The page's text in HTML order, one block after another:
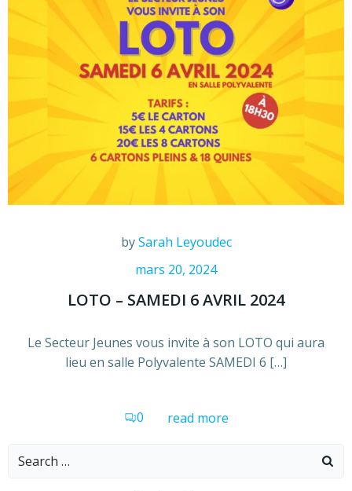
bySarah Leyoudec
mars 20, 2024
LOTO – SAMEDI 6 AVRIL 2024
Le Secteur Jeunes vous invite à son LOTO qui aura
lieu en salle Polyvalente SAMEDI 6 […]
0 read more
Search